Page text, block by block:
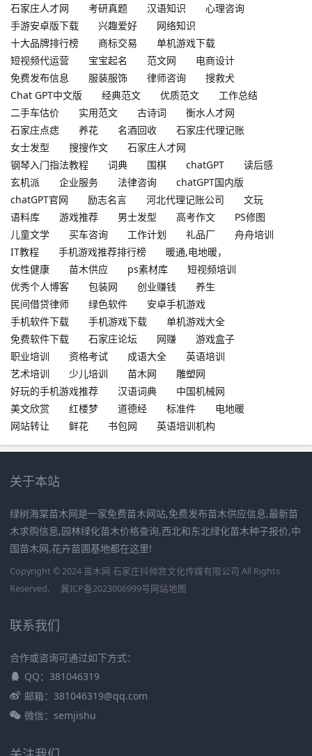
石家庄人才网
考研真题 汉语知识
心理咨询
手游安卓版下载
兴趣爱好
网络知识
十大品牌排行榜
商标交易
单机游戏下载
短视频代运营
宝宝起名 范文网
电商设计
免费发布信息
服装服饰 律师咨询
搜救犬
Chat GPT中文版
经典范文 优质范文
工作总结
二手车估价
实用范文 古诗词
衡水人才网
石家庄点痣
养花 名酒回收
石家庄代理记账
女士发型
搜搜作文
石家庄人才网
钢琴入门指法教程
词典 围棋 chatGPT
读后感
玄机派
企业服务 法律咨询
chatGPT国内版
chatGPT官网
励志名言 河北代理记账公司
文玩
语料库
游戏推荐 男士发型 高考作文
PS修图
儿童文学
买车咨询 工作计划 礼品厂
舟舟培训
IT教程
手机游戏推荐排行榜
暖通,电地暖，
女性健康
苗木供应 ps素材库
短视频培训
优秀个人博客
包装网 创业赚钱
养生
民间借贷律师
绿色软件
安卓手机游戏
手机软件下载
手机游戏下载
单机游戏大全
免费软件下载
石家庄论坛 网赚
游戏盒子
职业培训
资格考试 成语大全
英语培训
艺术培训
少儿培训 苗木网
雕塑网
好玩的手机游戏推荐
汉语词典
中国机械网
美文欣赏
红楼梦 道德经 标准件
电地暖
网站转让
鲜花 书包网 英语培训机构
关于本站
绿树海棠苗木网是一家免费苗木网站,免费发布苗木供应信息,最新苗
木求购信息,园林绿化苗木价格查询,西北和东北绿化苗木种子报价,中
国苗木网,花卉苗圃基地都在这里!
Copyright © 2024 苗木网 石家庄抖帅宫文化传媒有限公司 All Rights
Reserved.
冀ICP备2023006999号网站地图
联系我们
合作或咨询可通过如下方式：
QQ：381046319
邮箱：381046319@qq.com
微信：semjishu